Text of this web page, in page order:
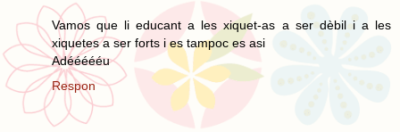
Vamos que li educant a les xiquet-as a ser dèbil i a les
xiquetes a ser forts i es tampoc es asi
Adéééééu
Respon